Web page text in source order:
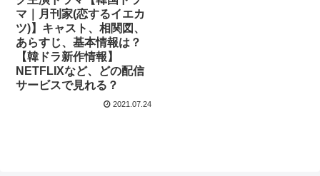
マ｜月刊家(恋するイエカ
ツ)】キャスト、相関図、
あらすじ、基本情報は？
【韓ドラ新作情報】
NETFLIXなど、どの配信
サービスで見れる？
2021.07.24